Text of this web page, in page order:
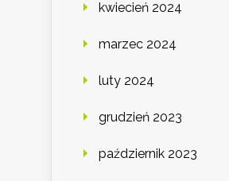
kwiecień 2024
marzec 2024
luty 2024
grudzień 2023
październik 2023